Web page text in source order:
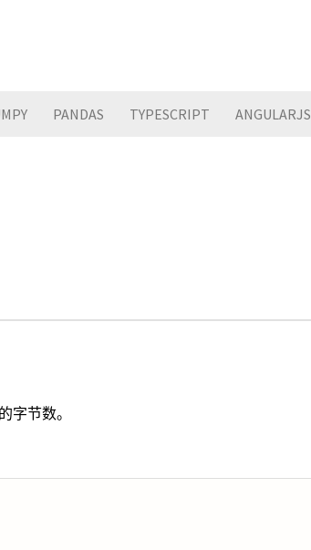
PANDAS TYPESCRIPT ANGULARJS
字节数。